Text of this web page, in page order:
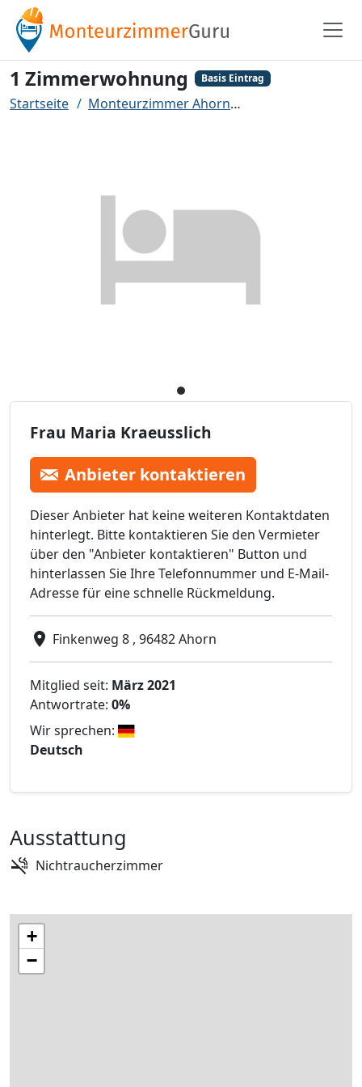
1 Zimmerwohnung Basis Eintrag
Startseite Monteurzimmer Ahorn
Frau Maria Kraeusslich
Anbieter kontaktieren
Dieser Anbieter hat keine weiteren Kontaktdaten
hinterlegt. Bitte kontaktieren Sie den Vermieter
über den "Anbieter kontaktieren" Button und
hinterlassen Sie Ihre Telefonnummer und E-Mail-
Adresse für eine schnelle Rückmeldung.
Finkenweg 8 , 96482 Ahorn
Mitglied seit: März 2021
Antwortrate: 0%
Wir sprechen:
Deutsch
Ausstattung
Nichtraucherzimmer
+
−